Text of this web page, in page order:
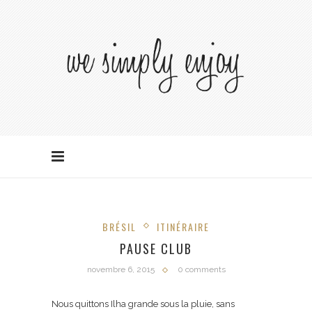
BRÉSIL ITINÉRAIRE
PAUSE CLUB
novembre 6, 2015 0 comments
Nous quittons Ilha grande sous la pluie, sans